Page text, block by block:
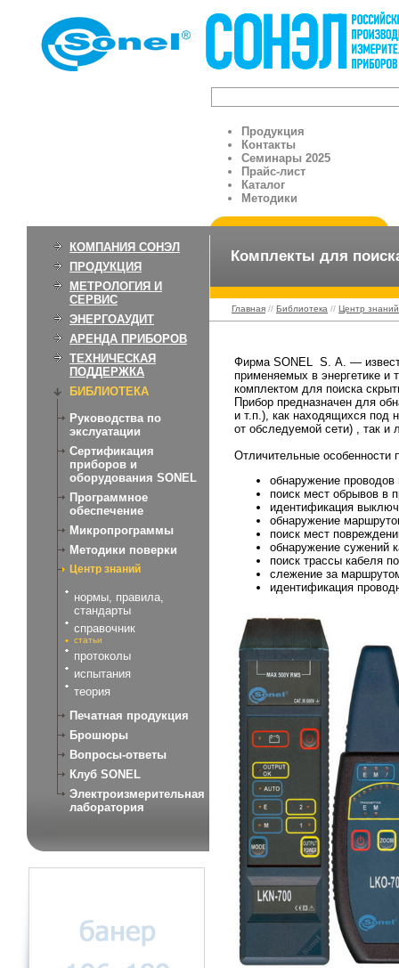
Продукция
Контакты
Семинары 2025
Прайс-лист
Каталог
Методики
КОМПАНИЯ СОНЭЛ
ПРОДУКЦИЯ
МЕТРОЛОГИЯ И
СЕРВИС
ЭНЕРГОАУДИТ
АРЕНДА ПРИБОРОВ
ТЕХНИЧЕСКАЯ
ПОДДЕРЖКА
БИБЛИОТЕКА
Руководства по
экслуатации
Сертификация
приборов и
оборудования SONEL
Программное
обеспечение
Микропрограммы
Методики поверки
Центр знаний
нормы, правила,
стандарты
справочник
статьи
протоколы
испытания
теория
Печатная продукция
Брошюры
Вопросы-ответы
Клуб SONEL
Электроизмерительная
лаборатория
Комплекты для
Главная // Библиотека // Центр знаний
Фирма SONEL S. A. —
применяемых в энергетике и
комплектом для поиска
Прибор предназначен для
и т.п.), как находящихся под
от обследуемой сети) , так и
Отличительные особенности
обнаружение проводов
поиск мест обрывов в
идентификация
обнаружение
поиск мест
обнаружение сужений
поиск трассы кабеля
слежение за
идентификация